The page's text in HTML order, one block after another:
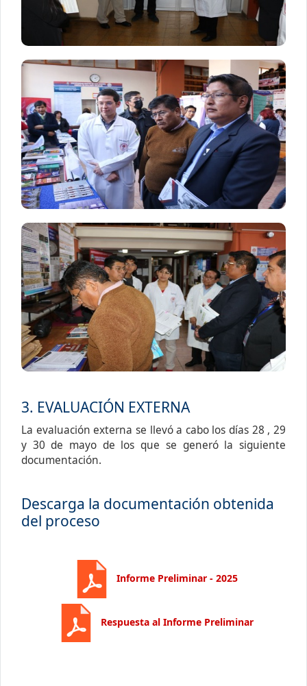
3. EVALUACIÓN EXTERNA
La evaluación externa se llevó a cabo los días 28 , 29
y 30 de mayo de los que se generó la siguiente
documentación.
Descarga la documentación obtenida
del proceso
Informe Preliminar - 2025
Respuesta al Informe Preliminar